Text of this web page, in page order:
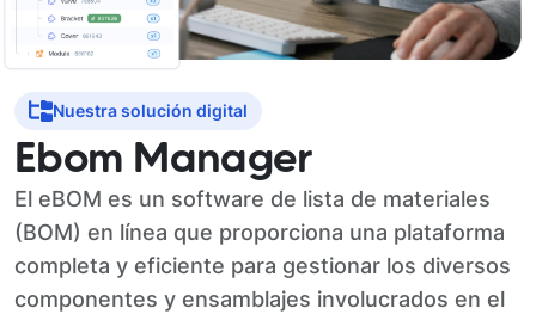
Nuestra solución digital
Ebom Manager
El eBOM es un software de lista de materiales
(BOM) en línea que proporciona una plataforma
completa y eficiente para gestionar los diversos
componentes y ensamblajes involucrados en el